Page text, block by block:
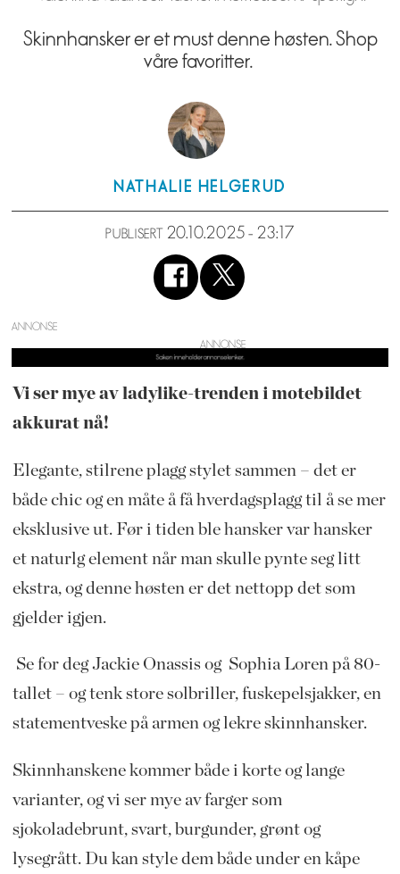
Skinnhansker er et must denne høsten. Shop
våre favoritter.
NATHALIE HELGERUD
PUBLISERT 20.10.2025 - 23:17
ANNONSE
Vi ser mye av ladylike-trenden i motebildet
akkurat nå!
Elegante, stilrene plagg stylet sammen – det er
både chic og en måte å få hverdagsplagg til å se mer
eksklusive ut. Før i tiden ble hansker var hansker
et naturlg element når man skulle pynte seg litt
ekstra, og denne høsten er det nettopp det som
gjelder igjen.
Se for deg Jackie Onassis og Sophia Loren på 80-
tallet – og tenk store solbriller, fuskepelsjakker, en
statementveske på armen og lekre skinnhansker.
Skinnhanskene kommer både i korte og lange
varianter, og vi ser mye av farger som
sjokoladebrunt, svart, burgunder, grønt og
lysegrått. Du kan style dem både under en kåpe